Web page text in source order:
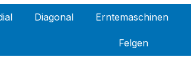
Diagonal Erntemaschinen
Felgen